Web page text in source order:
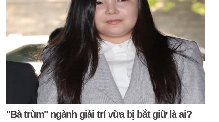
"Bà trùm" ngành giải trí vừa bị bắt giữ là ai?